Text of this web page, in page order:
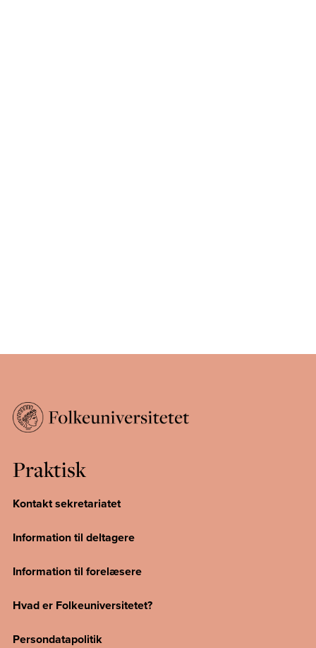
Praktisk
Kontakt sekretariatet
Information til deltagere
Information til forelæsere
Hvad er Folkeuniversitetet?
Persondatapolitik